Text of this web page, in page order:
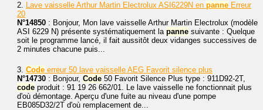
2. Lave vaisselle Arthur Martin Electrolux ASI6229N en panne Erreur
20
N°14850 : Bonjour, Mon lave vaisselle Arthur Martin Electrolux (modèle
ASI 6229 N) présente systématiquement la panne suivante : Quelque
soit le programme lancé, il fait aussitôt deux vidanges successives de
2 minutes chacune puis...
3. Code erreur 50 lave vaisselle AEG Favorit silence plus
N°14730 : Bonjour, Code 50 Favorit Silence Plus type : 911D92-2T,
code produit : 91 19 26 662/01. Le lave vaisselle ne fonctionnait plus
d'où démontage. Aperçu d'une fuite au niveau d'une pompe
EB085D32/2T d'où remplacement de...